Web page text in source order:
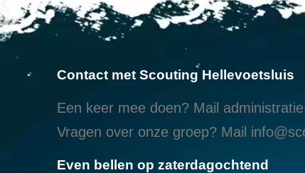
Contact met Scouting Hellevoetsluis
Een keer mee doen? Mail
Vragen over onze groep? Mail
Even bellen op zaterdagochtend